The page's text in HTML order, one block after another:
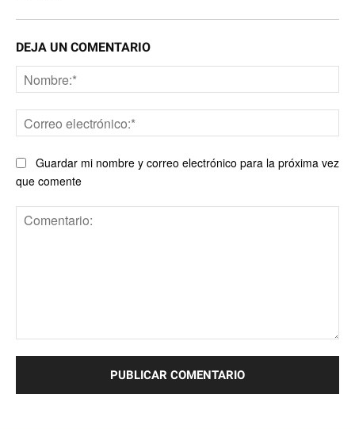
DEJA UN COMENTARIO
Guardar mi nombre y correo electrónico para la próxima vez
que comente